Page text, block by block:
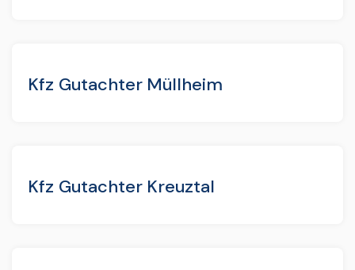
Kfz Gutachter Müllheim
Kfz Gutachter Kreuztal